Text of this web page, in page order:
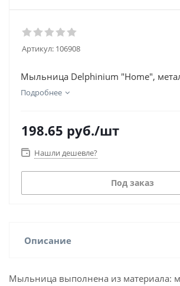
Артикул: 106908
Мыльница Delphinium "Home",
Подробнее
198.65 руб./шт
Нашли дешевле?
Под заказ
Описание
Мыльница выполнена из материала: